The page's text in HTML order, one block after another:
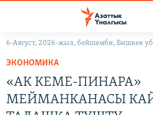
Навигацияга
өтүңүз
Издөөгө
салыңызКЫРГЫЗСТАН
САЯСАТ
ДҮЙНӨ
ДҮЙНӨ
УКРАИНА
6-Август, 2026-жыл, бейшемби, Бишкек
ЭКОНОМИКА
«АК КЕМЕ-ПИНАРА»
МЕЙМАНКАНАСЫ